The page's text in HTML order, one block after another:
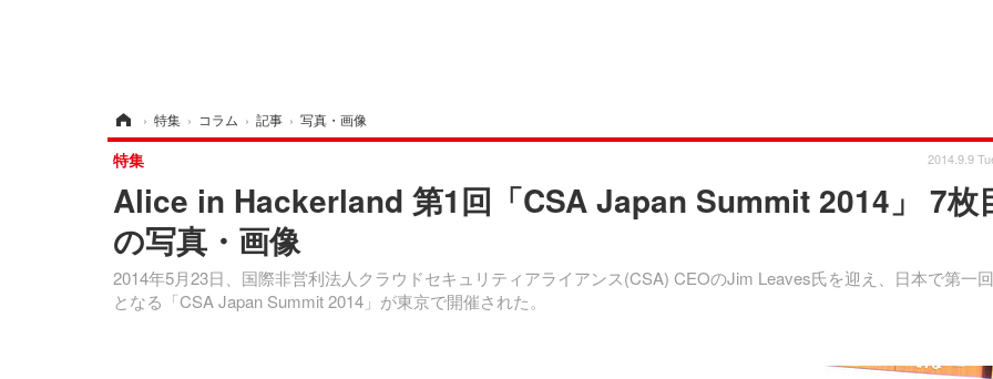
› 特集 › コラム › 記事 › 写真・画像
Alice in Hackerland 第1回「CSA Japan Summit 2014」 7枚
の写真・画像
2014年5月23日、国際非営利法人クラウドセキュリティアライアンス(CSA) CEOのJim Leaves氏を迎え、日本で第一
となる「CSA Japan Summit 2014」が東京で開催された。
特集 2014.9.9